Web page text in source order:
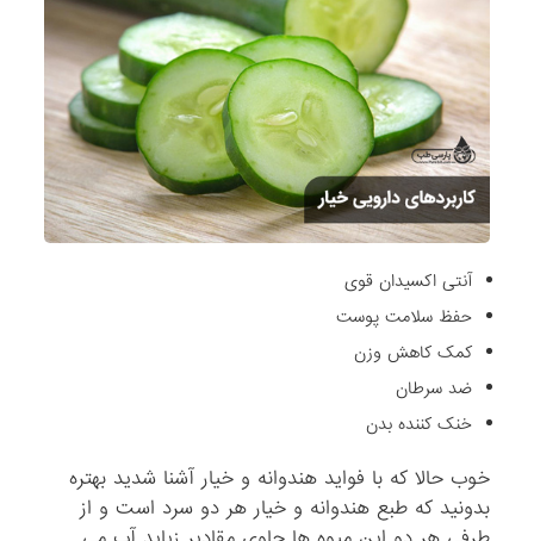
آنتی اکسیدان قوی
حفظ سلامت پوست
کمک کاهش وزن
ضد سرطان
خنک کننده بدن
خوب حالا که با فواید هندوانه و خیار آشنا شدید بهتره
بدونید که طبع هندوانه و خیار هر دو سرد است و از